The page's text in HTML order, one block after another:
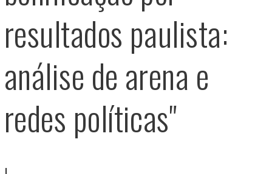
resultados paulista:
análise de arena e
redes políticas"